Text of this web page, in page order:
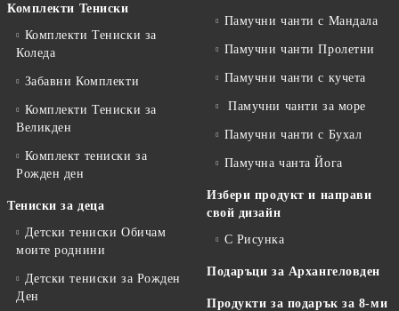
Комплекти Тениски
Комплекти Тениски за
Коледа
Забавни Комплекти
Комплекти Тениски за
Великден
Комплект тениски за
Рожден ден
Тениски за деца
Детски тениски Обичам
моите роднини
Детски тениски за Рожден
Ден
Памучни чанти с Мандала
Памучни чанти Пролетни
Памучни чанти с кучета
Памучни чанти за море
Памучни чанти с Бухал
Памучна чанта Йога
Избери продукт и направи
свой дизайн
С Рисунка
Подаръци за Архангеловден
Продукти за подарък за 8-ми